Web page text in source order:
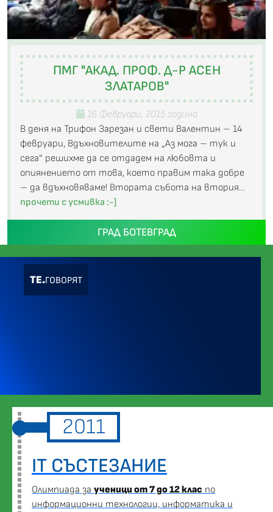
ПМГ "АКАД. ПРОФ. Д-Р АСЕН
ЗЛАТАРОВ"
16 Февруари, 2015 година
В деня на Трифон Зарезан и свети Валентин – 14
февруари, Вдъхновителите на „Аз мога – тук и
сега” решихме да се отдадем на любовта и
опиянението от това, което правим така добре
– да вдъхновяваме! Втората събота на втория…
прочети с усмивка :-]
ГРАД БОТЕВГРАД
ТЕ.ГОВОРЯТ
2011
IT СЪСТЕЗАНИЕ
Oлимпиада за ученици от 7 до 12 клас по
информационни технологии, информатика и